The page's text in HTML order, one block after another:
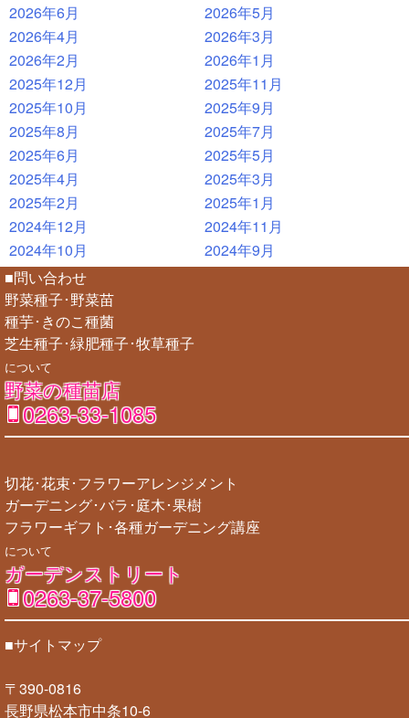
2026年6月
2026年5月
2026年4月
2026年3月
2026年2月
2026年1月
2025年12月
2025年11月
2025年10月
2025年9月
2025年8月
2025年7月
2025年6月
2025年5月
2025年4月
2025年3月
2025年2月
2025年1月
2024年12月
2024年11月
2024年10月
2024年9月
■問い合わせ
野菜種子･野菜苗
種芋･きのこ種菌
芝生種子･緑肥種子･牧草種子
について
野菜の種苗店
0263-33-1085
切花･花束･フラワーアレンジメント
ガーデニング･バラ･庭木･果樹
フラワーギフト･各種ガーデニング講座
について
ガーデンストリート
0263-37-5800
■サイトマップ
〒390-0816
長野県松本市中条10-6